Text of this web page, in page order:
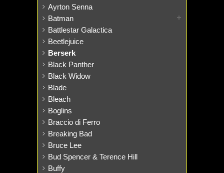
Ayrton Senna
Batman
Battlestar Galactica
Beetlejuice
Berserk
Black Panther
Black Widow
Blade
Bleach
Boglins
Braccio di Ferro
Breaking Bad
Bruce Lee
Bud Spencer & Terence Hill
Buffy